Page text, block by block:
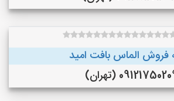
فروش الماس بافت امید
(تهران)